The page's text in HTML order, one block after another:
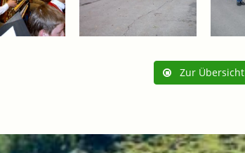
Zur Übersicht